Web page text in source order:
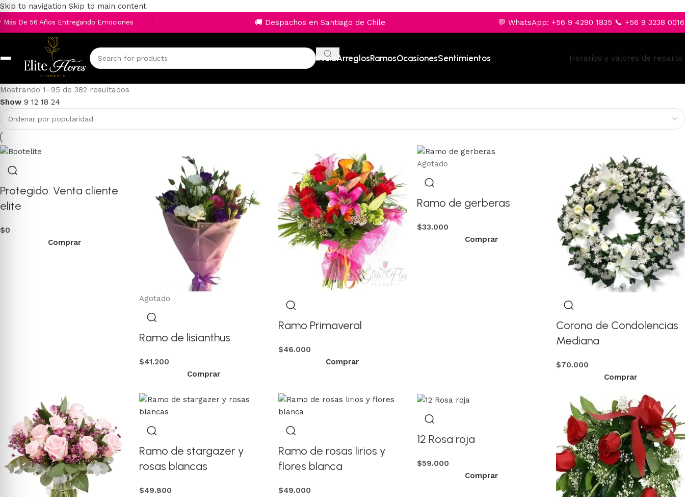
Skip to navigation Skip to main content
Más De 56 Años Entregando Emociones 🚚 Despachos en Santiago de Chile 💬 WhatsApp: +56 9 4290 1835 📞 +56 9 3238 0016
InicioArreglosRamosOcasionesSentimientos Horarios y valores de reparto
Mostrando 1–95 de 382 resultados
Show 9 12 18 24
Protegido: Venta cliente
elite
$0
Comprar
Agotado
Ramo de lisianthus
$41.200
Comprar
Ramo Primaveral
$46.000
Comprar
Agotado
Ramo de gerberas
$33.000
Comprar
Corona de Condolencias
Mediana
$70.000
Comprar
Ramo de stargazer y
rosas blancas
$49.800
Ramo de rosas lirios y
flores blanca
$49.000
12 Rosa roja
$59.000
Comprar